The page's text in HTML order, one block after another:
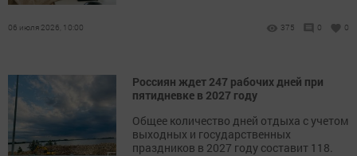
06 июля 2026, 10:00 375 0 0
Россиян ждет 247 рабочих дней при
пятидневке в 2027 году
Общее количество дней отдыха с учетом
выходных и государственных
праздников в 2027 году составит 118.